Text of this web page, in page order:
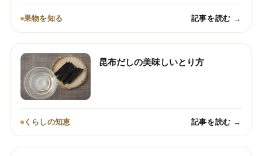
果物を知る 記事を読む →
昆布だしの美味しいとり方
くらしの知恵 記事を読む →